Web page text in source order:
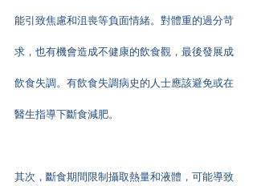
能引致焦慮和沮喪等負面情緒。對體重的過分苛
求，也有機會造成不健康的飲食觀，最後發展成
飲食失調。有飲食失調病史的人士應該避免或在
醫生指導下斷食減肥。
其次，斷食期間限制攝取熱量和液體，可能導致